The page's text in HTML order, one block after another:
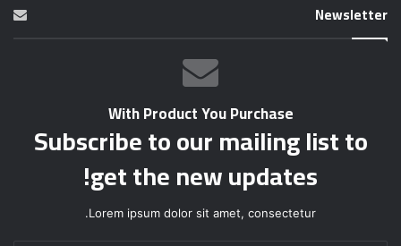
Newsletter
With Product You Purchase
Subscribe to our mailing list to
get the new updates!
Lorem ipsum dolor sit amet, consectetur.